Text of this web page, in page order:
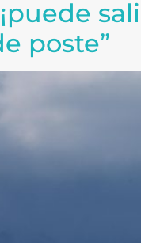
poste”